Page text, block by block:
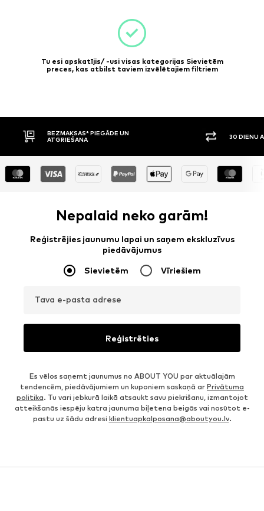
Tu esi apskatījis/ -usi visas kategorijas Sievietēm
preces, kas atbilst taviem izvēlētajiem filtriem
BEZMAKSAS* PIEGĀDE UN
ATGRIEŠANA
30 DIENU
Nepalaid neko garām!
Reģistrējies jaunumu lapai un saņem ekskluzīvus
piedāvājumus
Sievietēm Vīriešiem
Tava e-pasta adrese
Reģistrēties
Es vēlos saņemt jaunumus no ABOUT YOU par aktuālajām
tendencēm, piedāvājumiem un kuponiem saskaņā ar Privātuma
politika. Tu vari jebkurā laikā atsaukt savu piekrišanu, izmantojot
atteikšanās iespēju katra jaunuma biļetena beigās vai nosūtot e-
pastu uz šādu adresi klientuapkalposana@aboutyou.lv.